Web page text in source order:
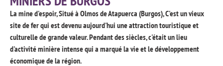
La mine d'espoir, Situé à Olmos de Atapuerca (Burgos), C'est un vieux
site de fer qui est devenu aujourd'hui une attraction touristique et
culturelle de grande valeur. Pendant des siècles, c'était un lieu
d'activité minière intense qui a marqué la vie et le développement
économique de la région.